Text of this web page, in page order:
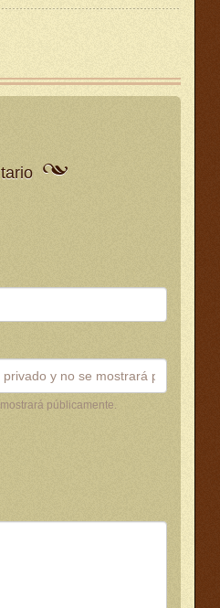
públicamente.